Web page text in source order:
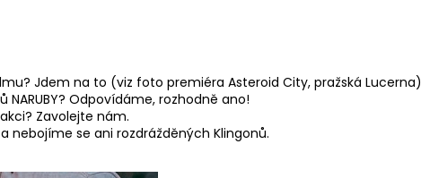
Jdem na to (viz foto premiéra Asteroid City, pražská Lucerna)
Odpovídáme, rozhodně ano!
Zavolejte nám.
nebojíme se ani rozdrážděných Klingonů.